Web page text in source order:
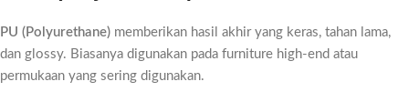
PU (Polyurethane) memberikan hasil akhir yang keras, tahan lama,
dan glossy. Biasanya digunakan pada furniture high-end atau
permukaan yang sering digunakan.